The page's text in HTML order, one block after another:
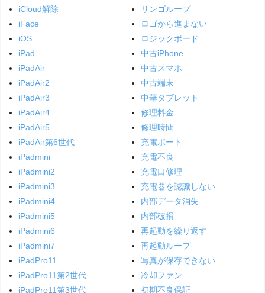
iCloud解除
iFace
iOS
iPad
iPadAir
iPadAir2
iPadAir3
iPadAir4
iPadAir5
iPadAir第6世代
iPadmini
iPadmini2
iPadmini3
iPadmini4
iPadmini5
iPadmini6
iPadmini7
iPadPro11
iPadPro11第2世代
iPadPro11第3世代
リンゴループ
ロゴから進まない
ロジックボード
中古iPhone
中古スマホ
中古端末
中華タブレット
修理料金
修理時間
充電ポート
充電不良
充電口修理
充電器を認識しない
内部データ消失
内部破損
再起動を繰り返す
再起動ループ
写真が保存できない
冷却ファン
初期不良保証